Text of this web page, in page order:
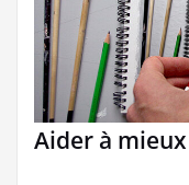
Aider à